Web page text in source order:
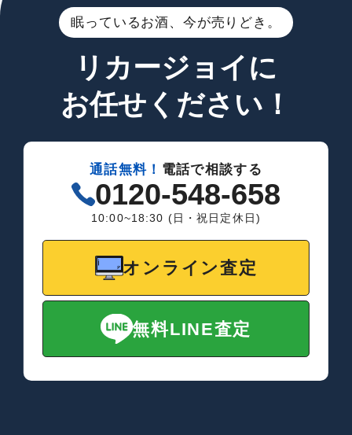
眠っているお酒、今が売りどき。
リカージョイに
お任せください！
通話無料！ 電話で相談する
0120-548-658
10:00~18:30 (日・祝日定休日)
オンライン査定
無料LINE査定